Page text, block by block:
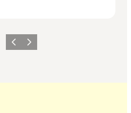
ForrigeNæste